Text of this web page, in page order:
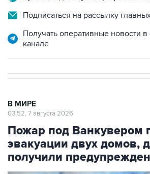
Получать оперативные новости
Пожар под Ванкувером
эвакуации двух домов,
получили